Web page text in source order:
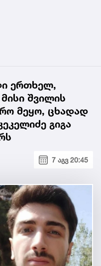
ერთხელ,
შვილის
მეყო, ცხადად
გიგა
7 აგვ 20:45